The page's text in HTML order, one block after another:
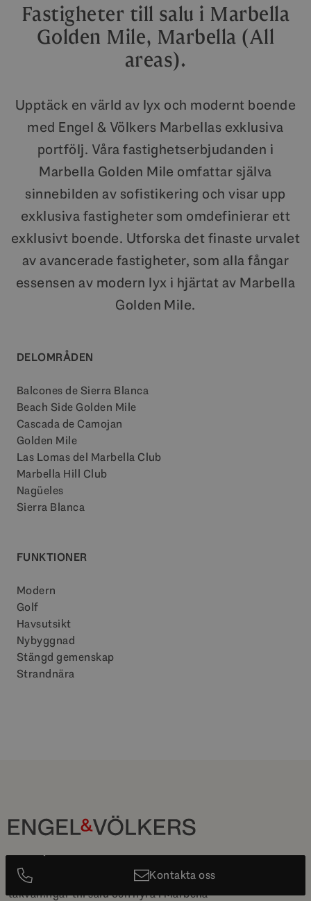
Fastigheter till salu i Marbella
Golden Mile, Marbella (All
areas).
Upptäck en värld av lyx och modernt boende
med Engel & Völkers Marbellas exklusiva
portfölj. Våra fastighetserbjudanden i
Marbella Golden Mile omfattar själva
sinnebilden av sofistikering och visar upp
exklusiva fastigheter som omdefinierar ett
exklusivt boende. Utforska det finaste urvalet
av avancerade fastigheter, som alla fångar
essensen av modern lyx i hjärtat av Marbella
Golden Mile.
DELOMRÅDEN
Balcones de Sierra Blanca
Beach Side Golden Mile
Cascada de Camojan
Golden Mile
Las Lomas del Marbella Club
Marbella Hill Club
Nagüeles
Sierra Blanca
FUNKTIONER
Modern
Golf
Havsutsikt
Nybyggnad
Stängd gemenskap
Strandnära
The Leading Luxury Real Estate i Marbella med en
fantastisk portfölj av exklusiva villor, lägenheter och
takvåningar till salu och hyra i Marbella
Kontakta oss